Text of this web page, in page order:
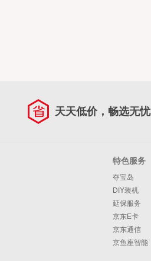
天天低价，畅选无忧
特色服务
夺宝岛
DIY装机
延保服务
京东E卡
京东通信
京鱼座智能